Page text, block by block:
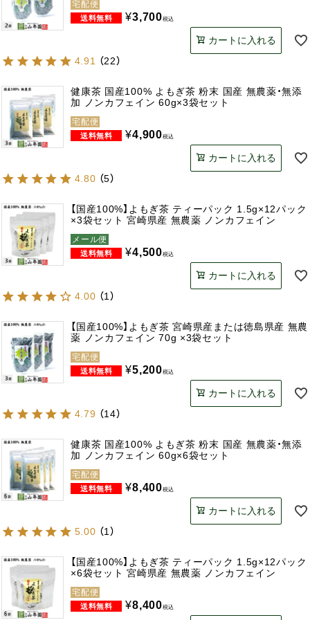
宅配便
¥3,700税込
カートに入れる
4.91 （22）
健康茶 国産100% よもぎ茶 粉末 国産 無農薬・無添
加 ノンカフェイン 60g×3袋セット
宅配便
¥4,900税込
カートに入れる
4.80 （5）
【国産100%】よもぎ茶 ティーパック 1.5g×12パック
×3袋セット 宮崎県産 無農薬 ノンカフェイン
メール便
¥4,500税込
カートに入れる
4.00 （1）
【国産100%】よもぎ茶 宮崎県産または徳島県産 無農
薬 ノンカフェイン 70g ×3袋セット
宅配便
¥5,200税込
カートに入れる
4.79 （14）
健康茶 国産100% よもぎ茶 粉末 国産 無農薬・無添
加 ノンカフェイン 60g×6袋セット
宅配便
¥8,400税込
カートに入れる
5.00 （1）
【国産100%】よもぎ茶 ティーパック 1.5g×12パック
×6袋セット 宮崎県産 無農薬 ノンカフェイン
宅配便
¥8,400税込